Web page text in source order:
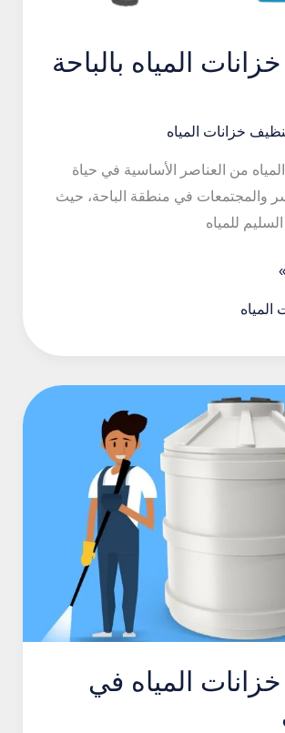
المياه بالباحة
خزانات المياه
من العناصر الأساسية في حياة
والمجتمعات في منطقة الباحة، حيث
للمياه
المياه في